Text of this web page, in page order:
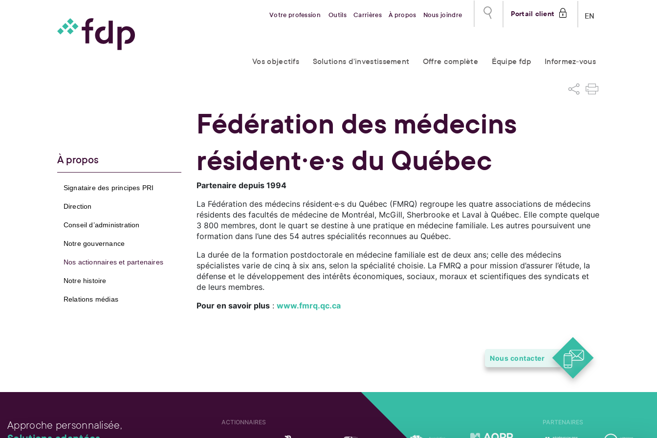
EN
Portail client
Votre profession Outils Carrières À propos Nous joindre
Vos objectifs Solutions d’investissement Offre complète Équipe fdp Informez-vous
Fédération des médecins
résident·e·s du Québec
Partenaire depuis 1994
La Fédération des médecins résident·e·s du Québec (FMRQ) regroupe les quatre associations de médecins
résidents des facultés de médecine de Montréal, McGill, Sherbrooke et Laval à Québec. Elle compte quelque
3 800 membres, dont le quart se destine à une pratique en médecine familiale. Les autres poursuivent une
formation dans l’une des 54 autres spécialités reconnues au Québec.
La durée de la formation postdoctorale en médecine familiale est de deux ans; celle des médecins
spécialistes varie de cinq à six ans, selon la spécialité choisie. La FMRQ a pour mission d’assurer l’étude, la
défense et le développement des intérêts économiques, sociaux, moraux et scientifiques des syndicats et
de leurs membres.
Pour en savoir plus :www.fmrq.qc.ca
À propos
Signataire des principes PRI
Direction
Conseil d’administration
Notre gouvernance
Nos actionnaires et partenaires
Notre histoire
Relations médias
Nous contacter
Approche personnalisée, ACTIONNAIRES PARTENAIRES